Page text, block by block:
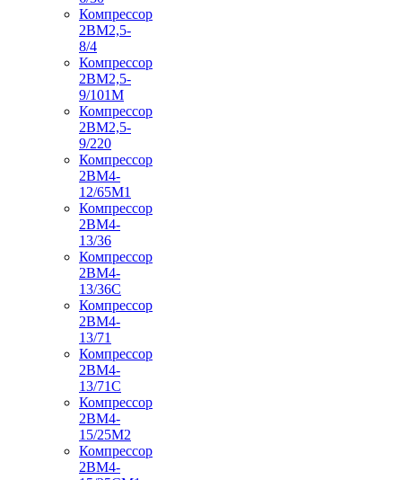
Компрессор
2ВМ2,5-
8/4
Компрессор
2ВМ2,5-
9/101М
Компрессор
2ВМ2,5-
9/220
Компрессор
2ВМ4-
12/65М1
Компрессор
2ВМ4-
13/36
Компрессор
2ВМ4-
13/36С
Компрессор
2ВМ4-
13/71
Компрессор
2ВМ4-
13/71С
Компрессор
2ВМ4-
15/25М2
Компрессор
2ВМ4-